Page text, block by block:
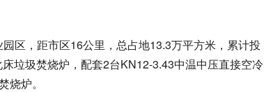
区，距市区16公里，总占地13.3万平方米，累计投
垃圾焚烧炉，配套2台KN12-3.43中温中压直接空冷
炉。